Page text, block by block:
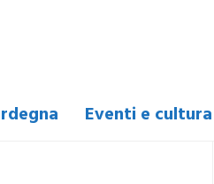
Eventi e cultura